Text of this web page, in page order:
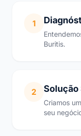
1
Buritis.
2 Solução
Criamos
seu